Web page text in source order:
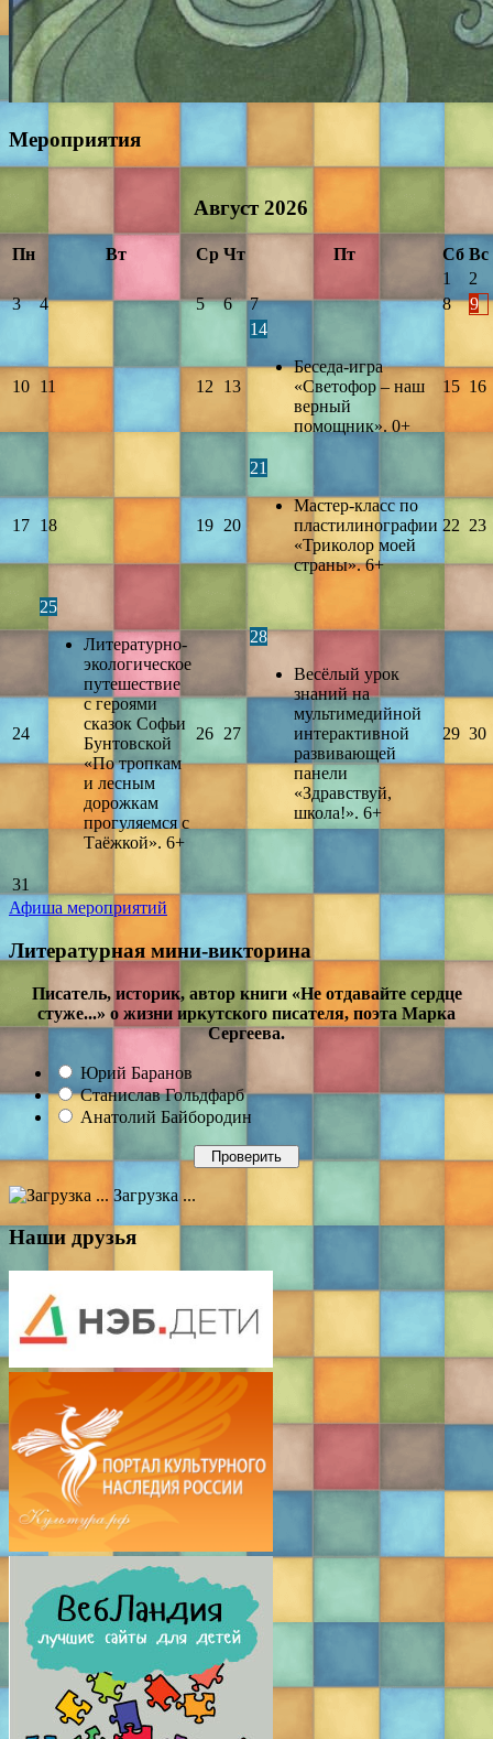
Мероприятия
Август 2026
Пн Вт Ср Чт Пт Сб Вс
1
2
3
4 5 6 7 8 9
10 11 12 13
14
Беседа-игра
«Светофор – наш
верный
помощник». 0+
15 16
17 18 19 20
21
Мастер-класс по
пластилинографии
«Триколор моей
страны». 6+
22 23
24
25
Литературно-
экологическое
путешествие
с героями
сказок Софьи
Бунтовской
«По тропкам
и лесным
дорожкам
прогуляемся с
Таёжкой». 6+
26 27
28
Весёлый урок
знаний на
мультимедийной
интерактивной
развивающей
панели
«Здравствуй,
школа!». 6+
29 30
31
Афиша мероприятий
Литературная мини-викторина
Писатель, историк, автор книги «Не отдавайте сердце
стуже...» о жизни иркутского писателя, поэта Марка
Сергеева.
Юрий Баранов
Станислав Гольдфарб
Анатолий Байбородин
Загрузка ...
Наши друзья